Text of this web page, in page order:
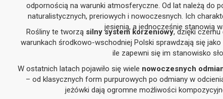
odpornością na warunki atmosferyczne. Od lat należą do
naturalistycznych, preriowych i nowoczesnych. Ich
jesienią, a jednocześnie stanowią
Rośliny te tworzą silny system korzeniowy, dzięki
warunkach środkowo-wschodniej Polski sprawdzają się jako
ile zapewni się im stanowisko
W ostatnich latach pojawiło się wiele nowoczesnych
– od klasycznych form purpurowych po odmiany w
jeżówki dają ogromne możliwości